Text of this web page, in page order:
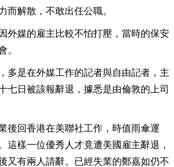
解散，不敢出任公職。
外媒的雇主比較不怕打壓，當時的保安
。
多是在外媒工作的記者與自由記者，主
七日被該報辭退，據悉是由倫敦的上司
後回香港在美聯社工作，時值雨傘運
樣一位優秀人才竟遭美國雇主辭退，
又有兩人請辭。已經失業的鄭嘉如仍不